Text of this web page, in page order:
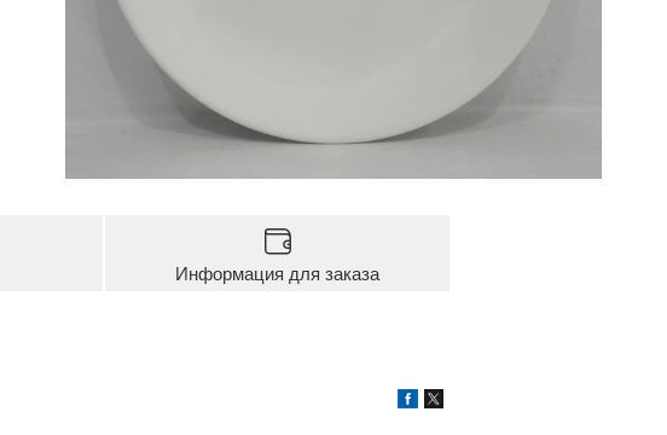
Информация для заказа